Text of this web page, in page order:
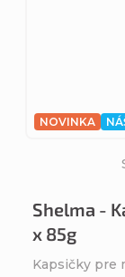
NOVINKA
Shelma -
x 85g
Kapsičky pre